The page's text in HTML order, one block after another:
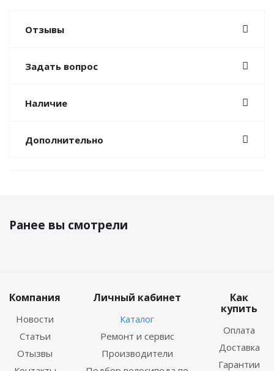
Отзывы
Задать вопрос
Наличие
Дополнительно
Ранее вы смотрели
Компания
Новости
Статьи
Отызвы
Личный кабинет
Каталог
Ремонт и сервис
Производители
Как
купить
Оплата
Доставка
Гарантии